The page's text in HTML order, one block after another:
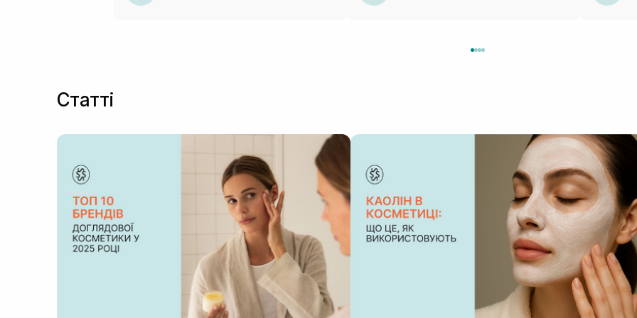
Статті